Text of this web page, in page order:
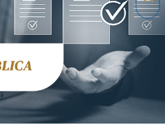
4698
CEP80240-000
2109-8666
98881-6616